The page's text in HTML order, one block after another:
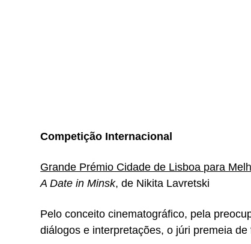
Competição Internacional
Grande Prémio Cidade de Lisboa para
A Date in Minsk, de Nikita Lavretski
Pelo conceito cinematográfico, pela
diálogos e interpretações, o júri premeia